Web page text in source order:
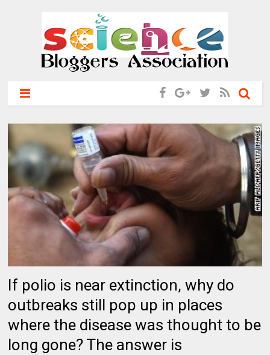
If polio is near extinction, why do
outbreaks still pop up in places
where the disease was thought to be
long gone? The answer is